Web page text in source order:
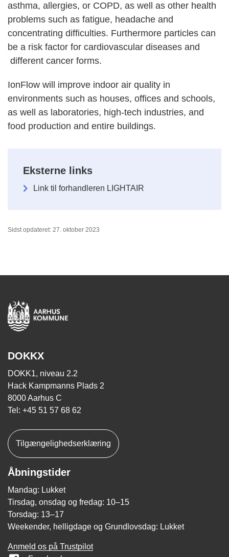
asthma, allergies, or COPD, as well as other health
problems such as fatigue, headache and
concentrating difficulties. Furthermore particles can
be a risk factor for cardiovascular diseases and
different cancer forms.
IonFlow will improve indoor air quality in
environments such as houses, offices and schools,
as well as laboratories, high-tech industries, and
food production and entire buildings.
Eksterne links
Link til forhandleren LIGHTAIR
Sidst opdateret: 27. oktober 2023
DOKKX
DOKK1, niveau 2.2
Hack Kampmanns Plads 2
8000 Aarhus C
Tel: +45 51 57 68 62
Tilgængelighedserklæring
Åbningstider
Mandag: Lukket
Tirsdag, onsdag og fredag: 10–15
Torsdag: 13–17
Weekender, helligdage og Grundlovsdag: Lukket
Anmeld os på Trustpilot